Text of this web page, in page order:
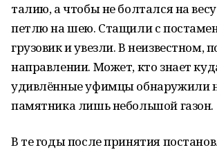
талию, а чтобы не болтался на
петлю на шею. Стащили с
грузовик и увезли. В неизвестном,
направлении. Может, кто знает
удивлённые уфимцы обнаружили
памятника лишь небольшой газон.
В те годы после принятия